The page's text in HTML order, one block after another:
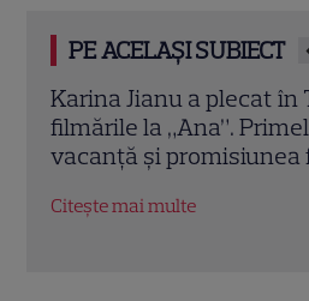
PE ACELAȘI SUBIECT
Ștefan Iancu, final de
producții. Imagini rare
„Teambuilding II”
Citește mai multe